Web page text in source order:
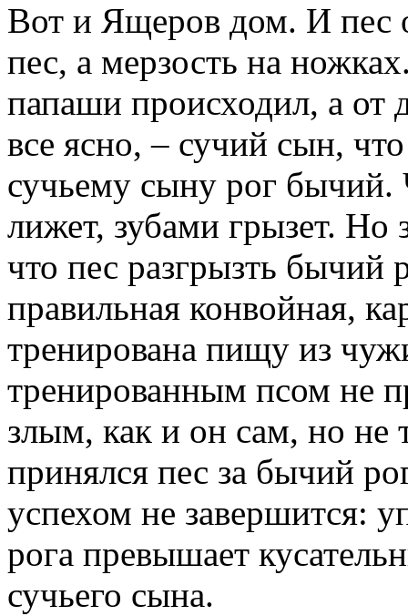
Вот и Ящеров дом. И пес
пес, а мерзость на
папаши происходил, а от
все ясно, – сучий сын,
сучьему сыну рог бычий.
лижет, зубами грызет. Но
что пес разгрызть бычий
правильная конвойная,
тренирована пищу из
тренированным псом не
злым, как и он сам, но не
принялся пес за бычий
успехом не завершится:
рога превышает
сучьего сына.